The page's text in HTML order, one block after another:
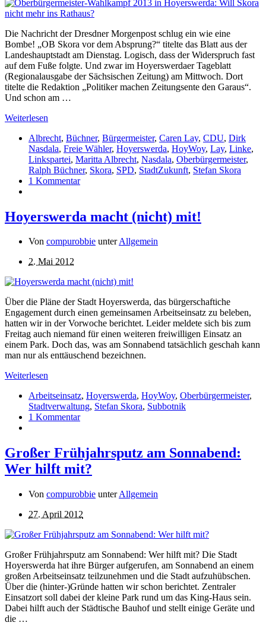
Die Nachricht der Dresdner Morgenpost schlug ein wie eine
Bombe! „OB Skora vor dem Absprung?“ titelte das Blatt aus der
Landeshauptstadt am Dienstag. Logisch, dass der Widerspruch fast
auf dem Fuße folgte. Und zwar im Hoyerswerdaer Tageblatt
(Regionalausgabe der Sächsischen Zeitung) am Mittwoch. Dort
titelte die Redaktion „Politiker machen Zeitungsente den Garaus“.
Und schon am …
Weiterlesen
Albrecht, Büchner, Bürgermeister, Caren Lay, CDU, Dirk
Nasdala, Freie Wähler, Hoyerswerda, HoyWoy, Lay, Linke,
Linkspartei, Maritta Albrecht, Nasdala, Oberbürgermeister,
Ralph Büchner, Skora, SPD, StadtZukunft, Stefan Skora
1 Kommentar
Hoyerswerda macht (nicht) mit!
Von compurobbie unterAllgemein
2. Mai 2012
Über die Pläne der Stadt Hoyerswerda, das bürgerschaftiche
Engagement durch einen gemeinsamen Arbeitseinsatz zu beleben,
hatten wir in der Vorwoche berichtet. Leider meldete sich bis zum
Freitag auch niemand für einen weiteren freiwilligen Einsatz an
einem Park. Doch das, was am Sonnabend tatsächlich geschah kann
man nur als enttäuschend bezeichnen.
Weiterlesen
Arbeitseinsatz, Hoyerswerda, HoyWoy, Oberbürgermeister,
Stadtverwaltung, Stefan Skora, Subbotnik
1 Kommentar
Großer Frühjahrsputz am Sonnabend:
Wer hilft mit?
Von compurobbie unterAllgemein
27. April 2012
Großer Frühjahrsputz am Sonnabend: Wer hilft mit? Die Stadt
Hoyerswerda hat ihre Bürger aufgerufen, am Sonnabend an einem
großen Arbeitseinsatz teilzunehmen und die Stadt aufzuhübschen.
Über die (hinter-)Gründe hatten wir schon berichtet. Zentraler
Einsatzort soll dabei der kleine Park rund um das King-Haus sein.
Dabei hilft auch der Städtische Bauhof und stellt einige Geräte und
die …